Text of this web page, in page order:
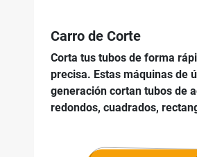
Carro de Corte
Corta tus tubos de forma
precisa. Estas máquinas de
generación cortan tubos de
redondos, cuadrados,